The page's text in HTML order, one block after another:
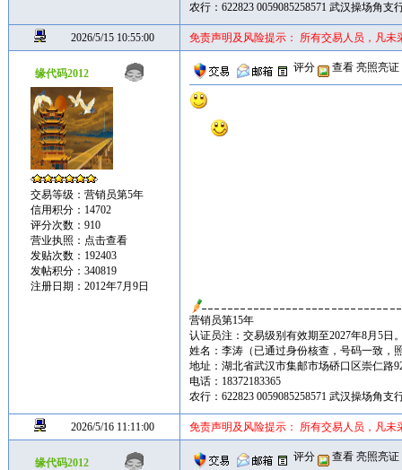
农行：622823 0059085258571 武汉操场角支
2026/5/15 10:55:00 免责声明及风险提示： 所有交易人员，凡
缘代码2012
交易等级：营销员第5年
信用积分：14702
评分次数：910
营业执照： 点击查看
发贴次数：192403
发帖积分：340819
注册日期：2012年7月9日
评分 查看 亮照亮证
营销员第15年
认证员注：交易级别有效期至2027年8月5日
姓名：李涛（已通过身份核查，号码一致，
地址：湖北省武汉市集邮市场硚口区崇仁路
电话：18372183365
农行：622823 0059085258571 武汉操场角支
2026/5/16 11:11:00 免责声明及风险提示： 所有交易人员，凡
缘代码2012 评分 查看 亮照亮证